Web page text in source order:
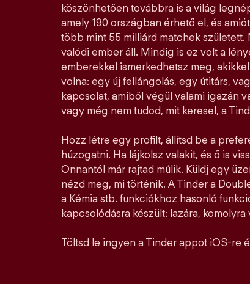
köszönhetően továbbra is a világ
amely 190 országban érhető el, és
több mint 55 milliárd matchek
valódi ember áll. Mindig is ez volt a
emberekkel ismerkedhetsz meg,
volna: egy új fellángolás, egy útitárs,
kapcsolat, amiből végül valami igazán
vagy még nem tudod, mit keresel, a
Hozz létre egy profilt, állítsd be a
húzogatni. Ha lájkolsz valakit, és ő is
Onnantól már rajtad múlik. Küldj egy
nézd meg, mi történik. A Tinder a
a Kémia stb. funkciókhoz hasonló
kapcsolódásra készült: lazára,
Töltsd le ingyen a Tinder appot iOS-re